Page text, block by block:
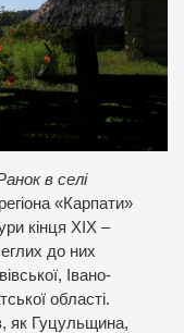
«Карпати»
кінця XIX –
до них
Івано-
області.
як Гуцульщина,